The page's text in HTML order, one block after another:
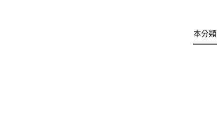
本分